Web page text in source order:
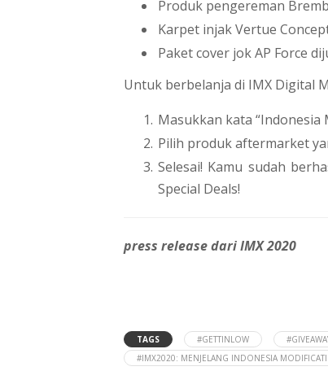
Produk pengereman
Karpet injak Vertue
Paket cover jok AP Force
Untuk berbelanja di IMX Digital
Masukkan kata “Indonesia
Pilih produk aftermarket
Selesai! Kamu sudah
Special Deals!
press release dari IMX 2020
TAGS #GETTINLOW
#IMX2020: MENJELANG INDONESIA